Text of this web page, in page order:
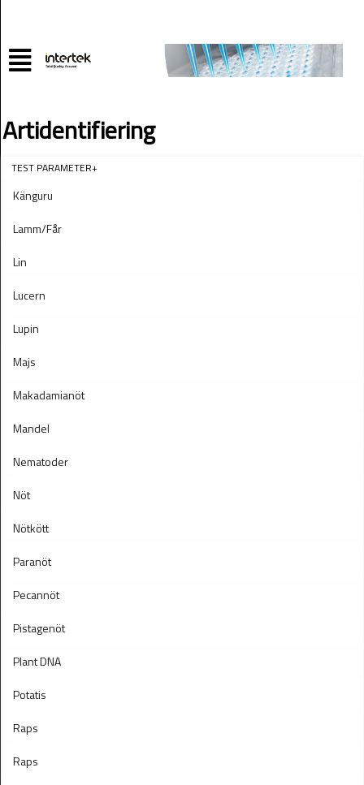
Artidentifiering
TEST PARAMETER+
Känguru
Lamm/Får
Lin
Lucern
Lupin
Majs
Makadamianöt
Mandel
Nematoder
Nöt
Nötkött
Paranöt
Pecannöt
Pistagenöt
Plant DNA
Potatis
Raps
Raps